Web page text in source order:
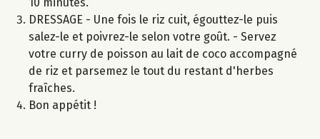
DRESSAGE - Une fois le riz cuit, égouttez-le puis
salez-le et poivrez-le selon votre goût. - Servez
votre curry de poisson au lait de coco accompagné
de riz et parsemez le tout du restant d'herbes
fraîches.
Bon appétit !